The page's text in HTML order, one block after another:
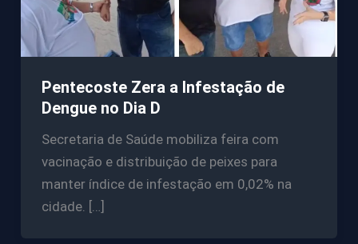
Pentecoste Zera a Infestação de
Dengue no Dia D
Secretaria de Saúde mobiliza feira com
vacinação e distribuição de peixes para
manter índice de infestação em 0,02% na
cidade. […]